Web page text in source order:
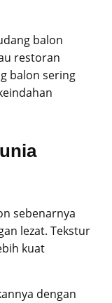
balon
restoran
balon sering
sebenarnya
lezat. Tekstur
kuat
dengan